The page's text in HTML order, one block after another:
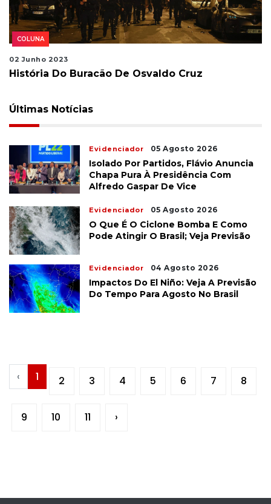
COLUNA
02 Junho 2023
História Do Buracão De Osvaldo Cruz
Últimas Notícias
Evidenciador 05 Agosto 2026
Isolado Por Partidos, Flávio Anuncia
Chapa Pura À Presidência Com
Alfredo Gaspar De Vice
Evidenciador 05 Agosto 2026
O Que É O Ciclone Bomba E Como
Pode Atingir O Brasil; Veja Previsão
Evidenciador 04 Agosto 2026
Impactos Do El Niño: Veja A Previsão
Do Tempo Para Agosto No Brasil
‹ 1 2 3 4 5 6 7 8
9 10 11 ›